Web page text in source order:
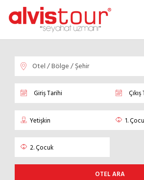
OTEL ARA